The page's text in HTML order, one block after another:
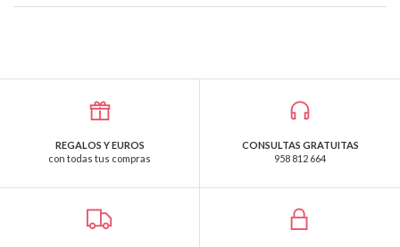
REGALOS Y EUROS
con todas tus compras
CONSULTAS GRATUITAS
958 812 664